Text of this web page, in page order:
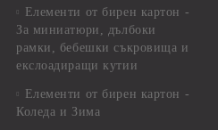
Елементи от бирен картон -
За миниатюри, дълбоки
рамки, бебешки съкровища и
екслоадиращи кутии
Елементи от бирен картон -
Коледа и Зима